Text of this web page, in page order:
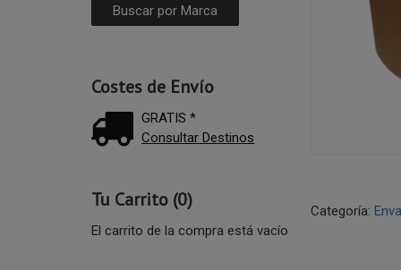
Costes de Envío
GRATIS *
Consultar Destinos
Tu Carrito (0)
El carrito de la compra está vacío
Categoría: